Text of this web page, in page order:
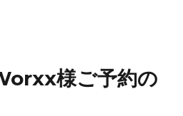
様ご予約の